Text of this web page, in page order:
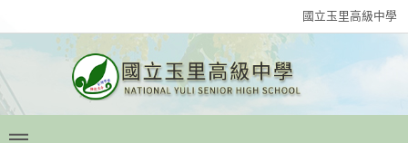
國立玉里高級中學